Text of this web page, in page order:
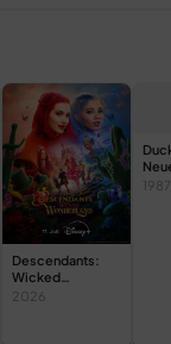
Descendants:
Wicked
Wonderland
2026
1987